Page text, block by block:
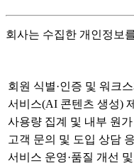
회사는 수집한 개인정보
회원 식별·인증 및 워크
서비스(AI 콘텐츠 생성)
사용량 집계 및 내부 원가
고객 문의 및 도입 상담
서비스 운영·품질 개선